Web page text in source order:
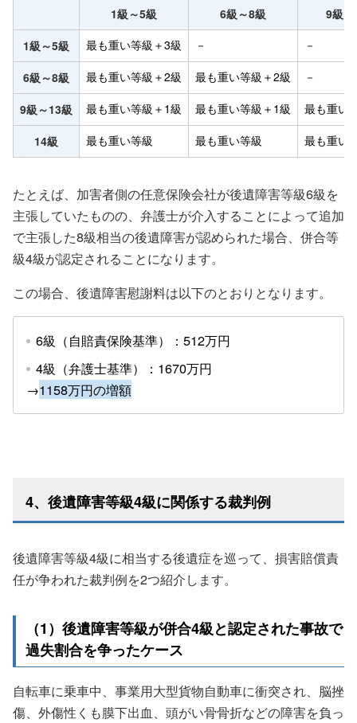
1級～5級 6級～8級
9級
1級～5級
最も重い等級＋3級 － －
6級～8級 最も重い等級＋2級 最も重い等級＋2級 －
9級～13級 最も重い等級＋1級 最も重い等級＋1級 最も重い
14級 最も重い等級 最も重い等級 最も重い
たとえば、加害者側の任意保険会社が後遺障害等級6級を
主張していたものの、弁護士が介入することによって追加
で主張した8級相当の後遺障害が認められた場合、併合等
級4級が認定されることになります。
この場合、後遺障害慰謝料は以下のとおりとなります。
6級（自賠責保険基準）：512万円
4級（弁護士基準）：1670万円
→1158万円の増額
4、後遺障害等級4級に関係する裁判例
後遺障害等級4級に相当する後遺症を巡って、損害賠償責
任が争われた裁判例を2つ紹介します。
（1）後遺障害等級が併合4級と認定された事故で
過失割合を争ったケース
自転車に乗車中、事業用大型貨物自動車に衝突され、脳挫
傷、外傷性くも膜下出血、頭がい骨骨折などの障害を負っ